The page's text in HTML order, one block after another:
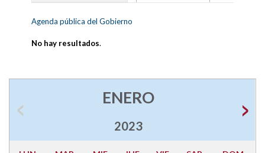
Agenda pública del Gobierno
No hay resultados.
ENERO
2023